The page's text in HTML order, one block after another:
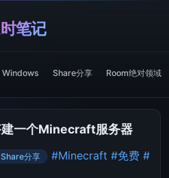
笔记
Windows Share分享 Room绝对领域
一个Minecraft服务器
Share分享 #Minecraft #免费 #